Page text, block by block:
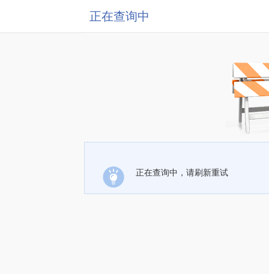
正在查询中
正在查询中，请刷新重试